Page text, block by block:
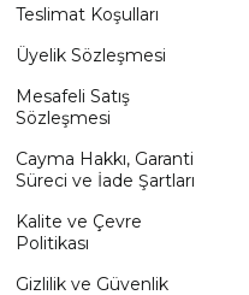
Teslimat Koşulları
Üyelik Sözleşmesi
Mesafeli Satış
Sözleşmesi
Cayma Hakkı, Garanti
Süreci ve İade Şartları
Kalite ve Çevre
Politikası
Gizlilik ve Güvenlik